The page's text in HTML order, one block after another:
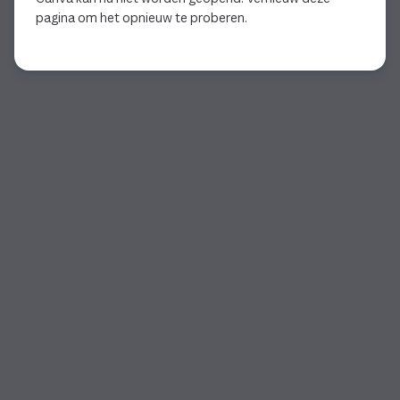
pagina om het opnieuw te proberen.